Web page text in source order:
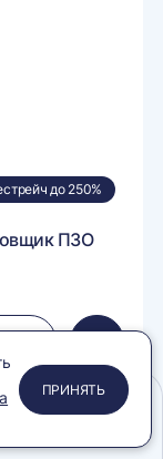
до 250%
ПЗО
в
корзину
ПРИНЯТЬ